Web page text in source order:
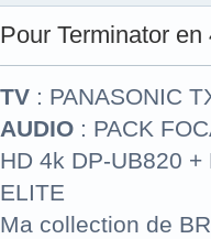
Pour Terminator
TV : PANASONIC
AUDIO : PACK
HD 4k DP-UB820
ELITE
Ma collection de